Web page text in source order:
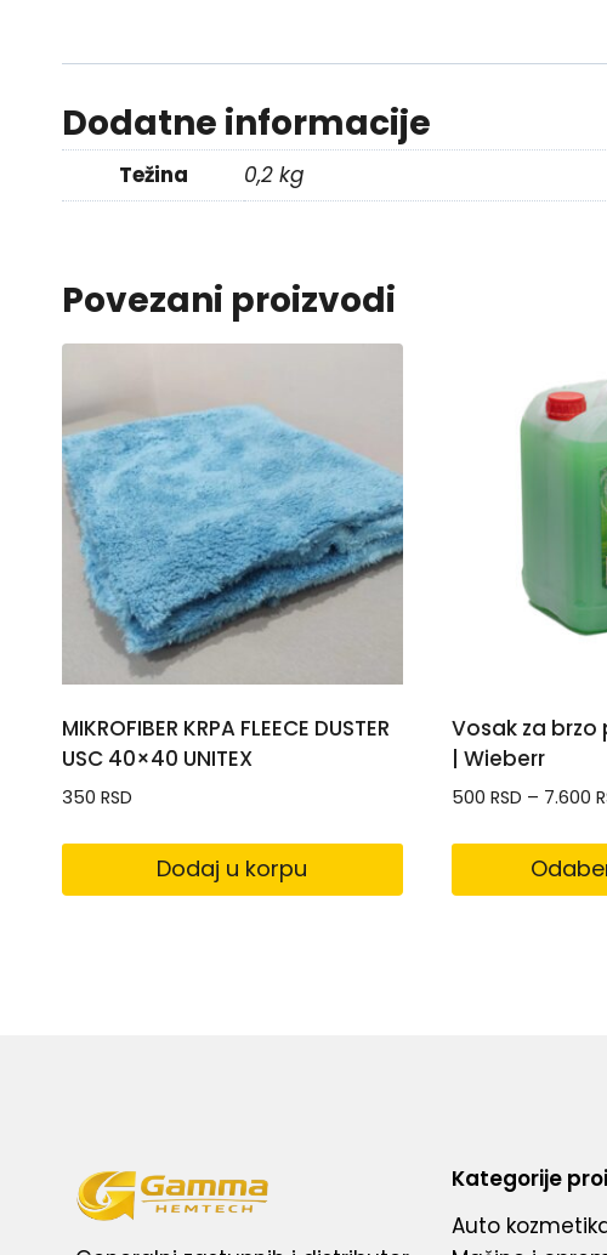
Dodatne informacije
Težina 0,2 kg
Povezani proizvodi
MIKROFIBER KRPA FLEECE DUSTER
USC 40×40 UNITEX
350 RSD
Dodaj u korpu
Vosak za brzo
| Wieberr
500 RSD – 7.600
Kategorije
Auto